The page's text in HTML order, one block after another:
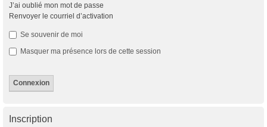
J’ai oublié mon mot de passe
Renvoyer le courriel d’activation
Se souvenir de moi
Masquer ma présence lors de cette session
Inscription